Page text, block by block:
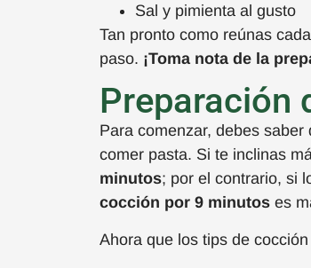
Sal y pimienta al gusto
Tan pronto como reúnas
paso. ¡Toma nota de la
Preparación
Para comenzar, debes
comer pasta. Si te inclinas
minutos; por el contrario, si
cocción por 9 minutos es
Ahora que los tips de